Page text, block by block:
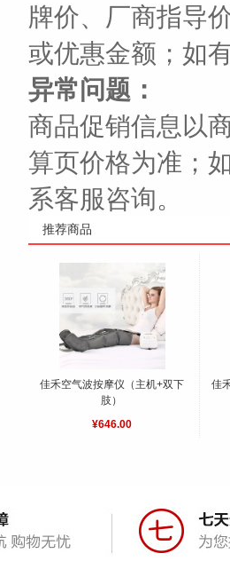
牌价、厂商指导
或优惠金额；如
异常问题：
商品促销信息以
算页价格为准；
系客服咨询。
推荐商品
佳禾空气波按摩仪（主机+双下
肢）
¥646.00
佳